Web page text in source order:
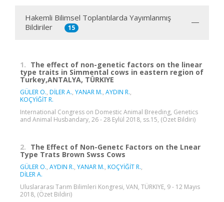
Hakemli Bilimsel Toplantılarda Yayımlanmış
Bildiriler
15
1. The effect of non-genetic factors on the linear
type traits in Simmental cows in eastern region of
Turkey,ANTALYA, TÜRKIYE
GÜLER O., DİLER A., YANAR M., AYDIN R.,
KOÇYİĞİT R.
International Congress on Domestic Animal Breeding, Genetics
and Animal Husbandary, 26 - 28 Eylül 2018, ss.15, (Özet Bildiri)
2. The Effect of Non-Genetc Factors on the Lnear
Type Trats Brown Swss Cows
GÜLER O., AYDIN R., YANAR M., KOÇYİĞİT R.,
DİLER A.
Uluslararası Tarım Bilimleri Kongresi, VAN, TÜRKIYE, 9 - 12 Mayıs
2018, (Özet Bildiri)